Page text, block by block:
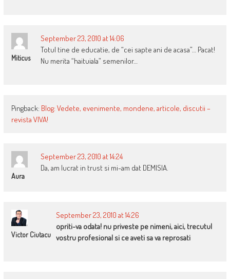
Miticus
September 23, 2010 at 14:06
Totul tine de educatie, de “cei sapte ani de acasa”… Pacat!
Nu merita “haituiala” semenilor…
Pingback: Blog: Vedete, evenimente, mondene, articole, discutii –
revista VIVA!
Aura
September 23, 2010 at 14:24
Da, am lucrat in trust si mi-am dat DEMISIA.
Victor Ciutacu
September 23, 2010 at 14:26
opriti-va odata! nu priveste pe nimeni, aici, trecutul
vostru profesional si ce aveti sa va reprosati